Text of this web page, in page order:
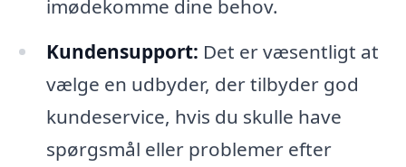
imødekomme dine behov.
Kundensupport: Det er væsentligt at
vælge en udbyder, der tilbyder god
kundeservice, hvis du skulle have
spørgsmål eller problemer efter